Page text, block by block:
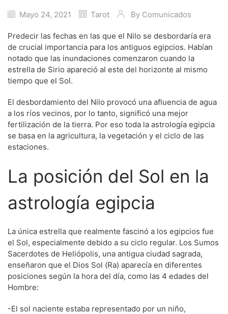
Mayo 24, 2021 Tarot By Comunicados
Predecir las fechas en las que el Nilo se desbordaría era
de crucial importancia para los antiguos egipcios. Habían
notado que las inundaciones comenzaron cuando la
estrella de Sirio apareció al este del horizonte al mismo
tiempo que el Sol.
El desbordamiento del Nilo provocó una afluencia de agua
a los ríos vecinos, por lo tanto, significó una mejor
fertilización de la tierra. Por eso toda la astrología egipcia
se basa en la agricultura, la vegetación y el ciclo de las
estaciones.
La posición del Sol en la
astrología egipcia
La única estrella que realmente fascinó a los egipcios fue
el Sol, especialmente debido a su ciclo regular. Los Sumos
Sacerdotes de Heliópolis, una antigua ciudad sagrada,
enseñaron que el Dios Sol (Ra) aparecía en diferentes
posiciones según la hora del día, como las 4 edades del
Hombre:
-El sol naciente estaba representado por un niño,